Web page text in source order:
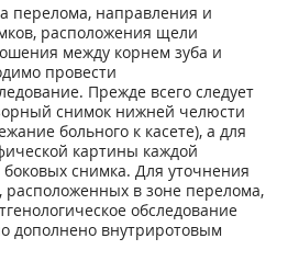
перелома, направления и
расположения щели
между корнем зуба и
провести
Прежде всего следует
снимок нижней челюсти
больного к касете), а для
картины каждой
снимка. Для уточнения
расположенных в зоне перелома,
обследование
дополнено внутриротовым